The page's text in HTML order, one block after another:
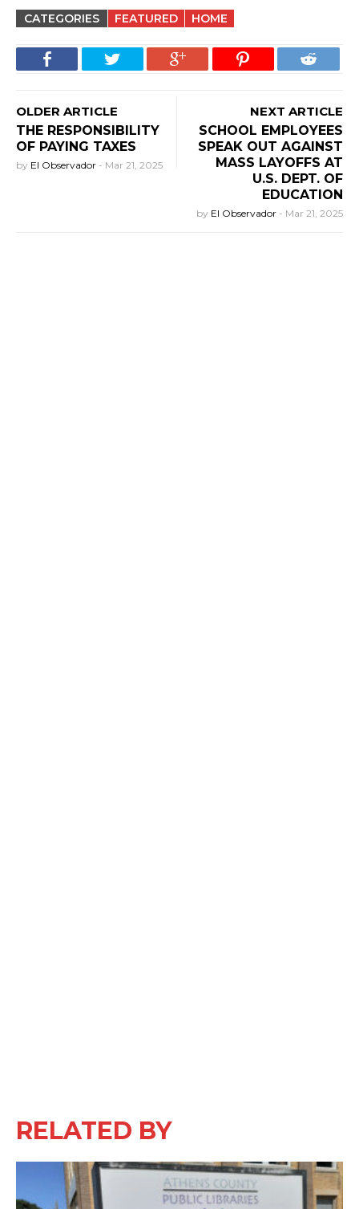
CATEGORIES FEATURED HOME
OLDER ARTICLE
THE RESPONSIBILITY
OF PAYING TAXES
by El Observador - Mar 21, 2025
NEXT ARTICLE
SCHOOL EMPLOYEES
SPEAK OUT AGAINST
MASS LAYOFFS AT
U.S. DEPT. OF
EDUCATION
by El Observador - Mar 21, 2025
RELATED BY